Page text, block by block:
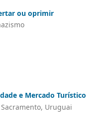
ou oprimir
e Mercado Turístico
Uruguai